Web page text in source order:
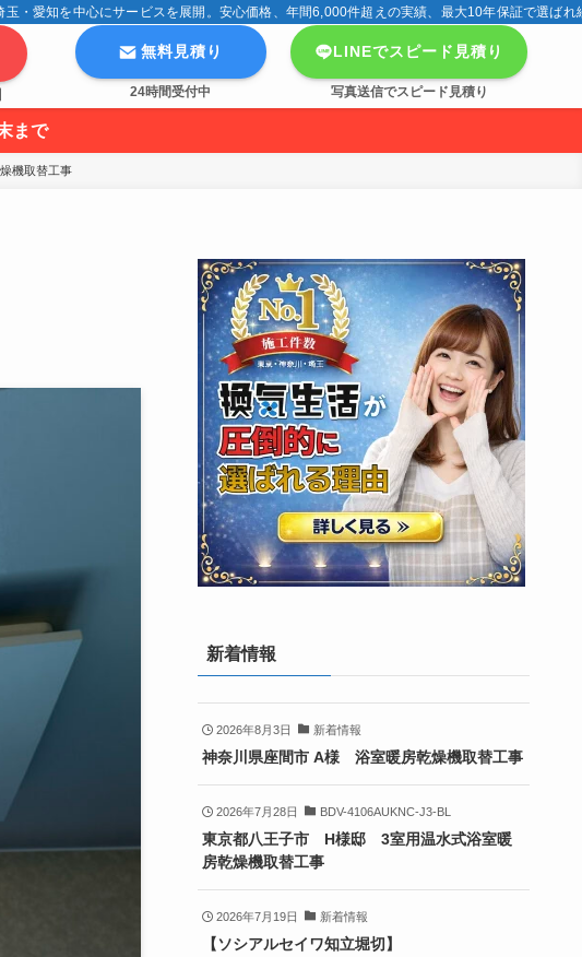
・愛知を中心にサービスを展開。安心価格、年間6,000件超えの実績、最大10年保証で選ばれ
無料見積り
24時間受付中
LINEでスピード見積り
写真送信でスピード見積り
まで
機取替工事
新着情報
2026年8月3日 新着情報
神奈川県座間市 A様 浴室暖房乾燥機取替工事
2026年7月28日 BDV-4106AUKNC-J3-BL
東京都八王子市 H様邸 3室用温水式浴室暖
房乾燥機取替工事
2026年7月19日 新着情報
【ソシアルセイワ知立堀切】